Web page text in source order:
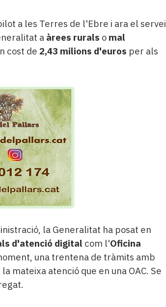
a les Terres de l'Ebre i ara el servei
a àrees rurals o mal
cost de 2,43 milions d'euros per als
la Generalitat ha posat en
d'atenció digital com l'Oficina
una trentena de tràmits amb
mateixa atenció que en una OAC. Se